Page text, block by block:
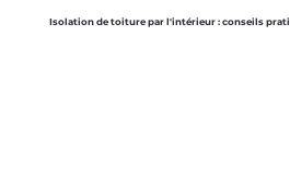
Isolation de toiture par l'intérieur : conseils